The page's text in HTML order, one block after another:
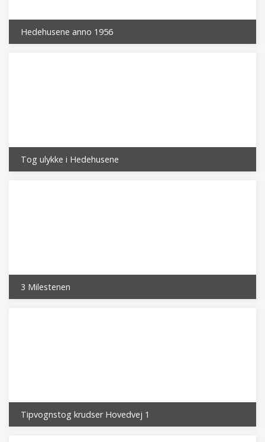
Hedehusene anno 1956
Tog ulykke i Hedehusene
3 Milestenen
Tipvognstog krudser Hovedvej 1